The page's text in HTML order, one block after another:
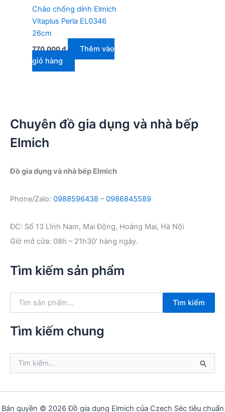
Chảo chống dính Elmich
Vitaplus Perla EL0346
26cm
770.000₫
Thêm vào
giỏ hàng
Chuyên đồ gia dụng và nhà bếp
Elmich
Đồ gia dụng và nhà bếp Elmich
Phone/Zalo: 0988596438 –0986845589
ĐC: Số 13 Lĩnh Nam, Mai Động, Hoàng Mai, Hà Nội
Giờ mở cửa: 08h – 21h30′ hàng ngày.
Tìm kiếm sản phẩm
k
Tìm kiếm
Tìm kiếm chung
ế
Bản quyền © 2026 Đồ gia dụng Elmich của Czech Séc tiêu chuẩn